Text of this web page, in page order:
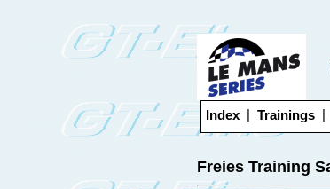
Index | Trainings |
Freies Training